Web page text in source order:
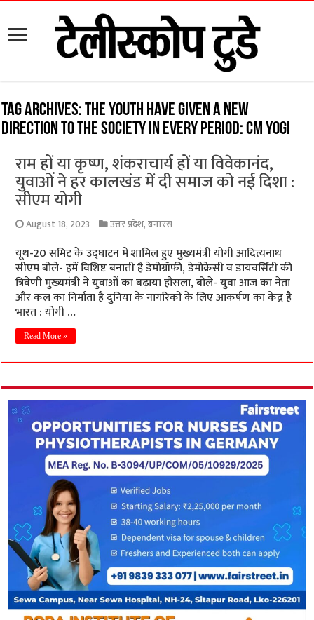
Tag Archives:the youth have given a new
direction to the society in every period: CM Yogi
राम हों या कृष्ण, शंकराचार्य हों या विवेकानंद,
युवाओं ने हर कालखंड में दी समाज को नई दिशा :
सीएम योगी
August 18, 2023 उत्तर प्रदेश,बनारस
यूथ-20 समिट के उद्घाटन में शामिल हुए मुख्यमंत्री योगी आदित्यनाथ
सीएम बोले- हमें विशिष्ट बनाती है डेमोग्रॉफी, डेमोक्रेसी व डायवर्सिटी की
त्रिवेणी मुख्यमंत्री ने युवाओं का बढ़ाया हौसला, बोले- युवा आज का नेता
और कल का निर्माता है दुनिया के नागरिकों के लिए आकर्षण का केंद्र है
भारत : योगी …
Read More »